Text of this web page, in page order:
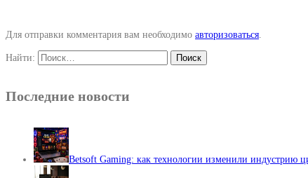
Для отправки комментария вам необходимо авторизоваться
Найти:
Последние новости
Betsoft Gaming: как технологии изменили индустрию